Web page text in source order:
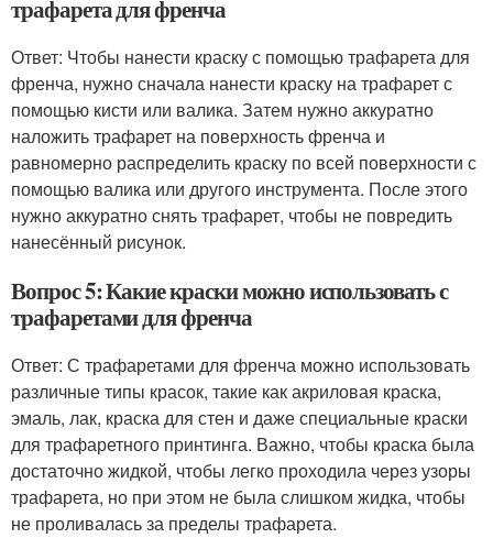
трафарета для френча
Ответ: Чтобы нанести краску с помощью трафарета для
френча, нужно сначала нанести краску на трафарет с
помощью кисти или валика. Затем нужно аккуратно
наложить трафарет на поверхность френча и
равномерно распределить краску по всей поверхности с
помощью валика или другого инструмента. После этого
нужно аккуратно снять трафарет, чтобы не повредить
нанесённый рисунок.
Вопрос 5: Какие краски можно использовать с
трафаретами для френча
Ответ: С трафаретами для френча можно использовать
различные типы красок, такие как акриловая краска,
эмаль, лак, краска для стен и даже специальные краски
для трафаретного принтинга. Важно, чтобы краска была
достаточно жидкой, чтобы легко проходила через узоры
трафарета, но при этом не была слишком жидка, чтобы
не проливалась за пределы трафарета.